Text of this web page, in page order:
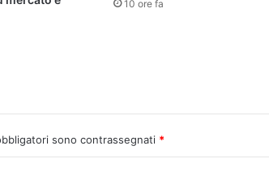
10 ore fa
sono contrassegnati *